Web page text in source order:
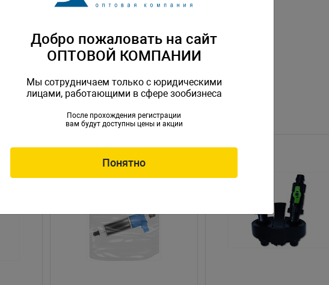
Добро пожаловать на сайт
ОПТОВОЙ КОМПАНИИ
Мы сотрудничаем только с юридическими
лицами, работающими в сфере зообизнеса
После прохождения регистрации
вам будут доступны цены и акции
Понятно